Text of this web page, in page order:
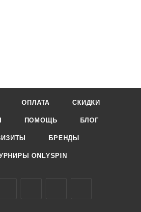
ОПЛАТА СКИДКИ
ПОМОЩЬ БЛОГ
БРЕНДЫ
ONLYSPIN